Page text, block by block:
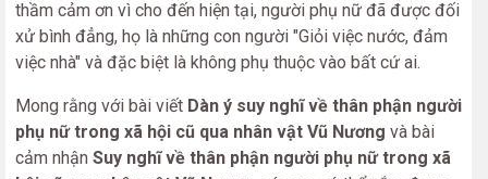
thầm cảm ơn vì cho đến hiện tại, người phụ nữ đã được đối
xử bình đẳng, họ là những con người "Giỏi việc nước, đảm
việc nhà" và đặc biệt là không phụ thuộc vào bất cứ ai.
Mong rằng với bài viết Dàn ý suy nghĩ về thân phận người
phụ nữ trong xã hội cũ qua nhân vật Vũ Nương và bài
cảm nhận Suy nghĩ về thân phận người phụ nữ trong xã